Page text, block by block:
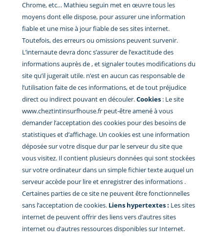
Chrome, etc… Mathieu seguin met en œuvre tous les
moyens dont elle dispose, pour assurer une information
fiable et une mise à jour fiable de ses sites internet.
Toutefois, des erreurs ou omissions peuvent survenir.
L’internaute devra donc s’assurer de l’exactitude des
informations auprès de , et signaler toutes modifications du
site qu’il jugerait utile. n’est en aucun cas responsable de
l’utilisation faite de ces informations, et de tout préjudice
direct ou indirect pouvant en découler.Cookies: Le site
www.cheztintinsurfhouse.fr peut-être amené à vous
demander l’acceptation des cookies pour des besoins de
statistiques et d’affichage. Un cookies est une information
déposée sur votre disque dur par le serveur du site que
vous visitez. Il contient plusieurs données qui sont stockées
sur votre ordinateur dans un simple fichier texte auquel un
serveur accède pour lire et enregistrer des informations .
Certaines parties de ce site ne peuvent être fonctionnelles
sans l’acceptation de cookies. Liens hypertextes : Les sites
internet de peuvent offrir des liens vers d’autres sites
internet ou d’autres ressources disponibles sur Internet.